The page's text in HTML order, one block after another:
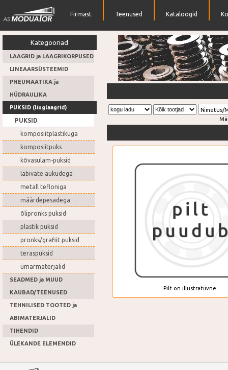
Firmast Teenused Kataloogid
Kategooriad
LAAGRID ja LAAGRIKORPUSED
LINEAARSÜSTEEMID
PNEUMAATIKA ja
HÜDRAULIKA
PUKSID (liuglaagrid)
PUKSID
komposiitplastikuga
komposiitpuks
kõvasulam-puksid
läbivate aukudega
metall tefloniga
määrdepesadega
õlipronks puksid
plastik puksid
pronks/grafiit puksid
teraspuksid
ümarmaterjalid
SEADMED ja MUUD
KAUBAD/TEENUSED
TEHNILISED TOOTED ja
ABIMATERJALID
TIHENDID
ÜLEKANDE ELEMENDID
Nimetus/
Pilt on illustratiivne